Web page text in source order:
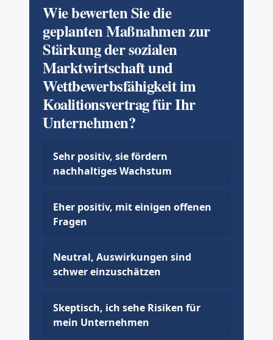
Wie bewerten Sie die
geplanten Maßnahmen zur
Stärkung der sozialen
Marktwirtschaft und
Wettbewerbsfähigkeit im
Koalitionsvertrag für Ihr
Unternehmen?
Sehr positiv, sie fördern
nachhaltiges Wachstum
Eher positiv, mit einigen offenen
Fragen
Neutral, Auswirkungen sind
schwer einzuschätzen
Skeptisch, ich sehe Risiken für
mein Unternehmen